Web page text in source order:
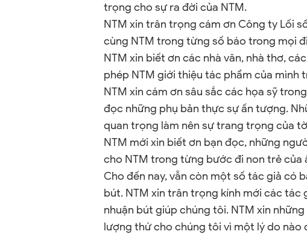
trọng cho sự ra đời của NTM.
NTM xin trân trọng cám ơn Công ty Lối
cùng NTM trong từng số báo trong mọi
NTM xin biết ơn các nhà văn, nhà thơ,
phép NTM giới thiệu tác phẩm của mình
NTM xin cám ơn sâu sắc các họa sỹ
đọc những phụ bản thực sự ấn tượng.
quan trọng làm nên sự trang trọng của
NTM mới xin biết ơn bạn đọc, những
cho NTM trong từng bước đi non trẻ của
Cho đến nay, vẫn còn một số tác giả có
bút. NTM xin trân trọng kính mới các tác
nhuận bút giúp chúng tôi. NTM xin
lượng thứ cho chúng tôi vì một lý do nào